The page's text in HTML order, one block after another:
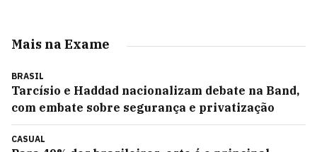
Mais na Exame
BRASIL
Tarcísio e Haddad nacionalizam debate na Band,
com embate sobre segurança e privatização
CASUAL